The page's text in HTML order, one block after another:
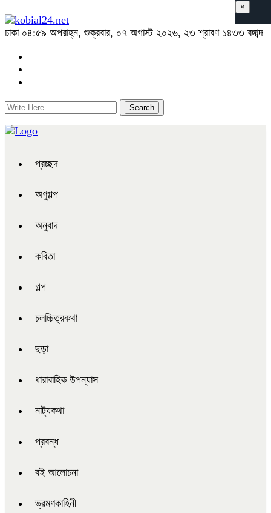
ঢাকা ০৪:৫৯ অপরাহ্ন, শুক্রবার, ০৭ অগাস্ট ২০২৬, ২৩ শ্রাবণ ১৪৩৩ বঙ্গাব্দ
প্রচ্ছদ
অণুগল্প
অনুবাদ
কবিতা
গল্প
চলচ্চিত্রকথা
ছড়া
ধারাবাহিক উপন্যাস
নাট্যকথা
প্রবন্ধ
বই আলোচনা
ভ্রমণকাহিনী
×